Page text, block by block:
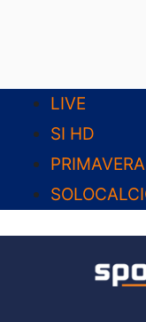
contenuto
LIVE
SI HD